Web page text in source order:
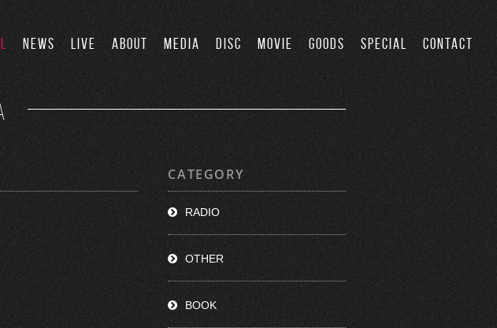
NEWS LIVE ABOUT MEDIA DISC MOVIE GOODS SPECIAL CONTACT
CATEGORY
RADIO
OTHER
BOOK